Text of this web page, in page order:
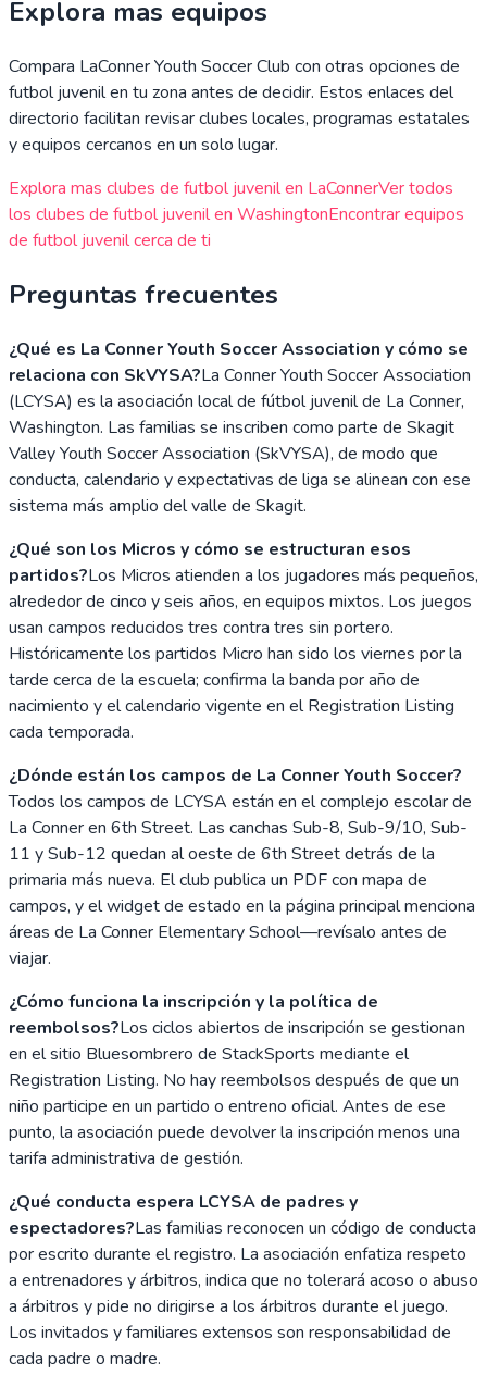
Explora mas equipos
Compara LaConner Youth Soccer Club con otras opciones de
futbol juvenil en tu zona antes de decidir. Estos enlaces del
directorio facilitan revisar clubes locales, programas estatales
y equipos cercanos en un solo lugar.
Explora mas clubes de futbol juvenil en LaConnerVer todos
los clubes de futbol juvenil en WashingtonEncontrar equipos
de futbol juvenil cerca de ti
Preguntas frecuentes
¿Qué es La Conner Youth Soccer Association y cómo se
relaciona con SkVYSA?La Conner Youth Soccer Association
(LCYSA) es la asociación local de fútbol juvenil de La Conner,
Washington. Las familias se inscriben como parte de Skagit
Valley Youth Soccer Association (SkVYSA), de modo que
conducta, calendario y expectativas de liga se alinean con ese
sistema más amplio del valle de Skagit.
¿Qué son los Micros y cómo se estructuran esos
partidos?Los Micros atienden a los jugadores más pequeños,
alrededor de cinco y seis años, en equipos mixtos. Los juegos
usan campos reducidos tres contra tres sin portero.
Históricamente los partidos Micro han sido los viernes por la
tarde cerca de la escuela; confirma la banda por año de
nacimiento y el calendario vigente en el Registration Listing
cada temporada.
¿Dónde están los campos de La Conner Youth Soccer?
Todos los campos de LCYSA están en el complejo escolar de
La Conner en 6th Street. Las canchas Sub-8, Sub-9/10, Sub-
11 y Sub-12 quedan al oeste de 6th Street detrás de la
primaria más nueva. El club publica un PDF con mapa de
campos, y el widget de estado en la página principal menciona
áreas de La Conner Elementary School—revísalo antes de
viajar.
¿Cómo funciona la inscripción y la política de
reembolsos?Los ciclos abiertos de inscripción se gestionan
en el sitio Bluesombrero de StackSports mediante el
Registration Listing. No hay reembolsos después de que un
niño participe en un partido o entreno oficial. Antes de ese
punto, la asociación puede devolver la inscripción menos una
tarifa administrativa de gestión.
¿Qué conducta espera LCYSA de padres y
espectadores?Las familias reconocen un código de conducta
por escrito durante el registro. La asociación enfatiza respeto
a entrenadores y árbitros, indica que no tolerará acoso o abuso
a árbitros y pide no dirigirse a los árbitros durante el juego.
Los invitados y familiares extensos son responsabilidad de
cada padre o madre.